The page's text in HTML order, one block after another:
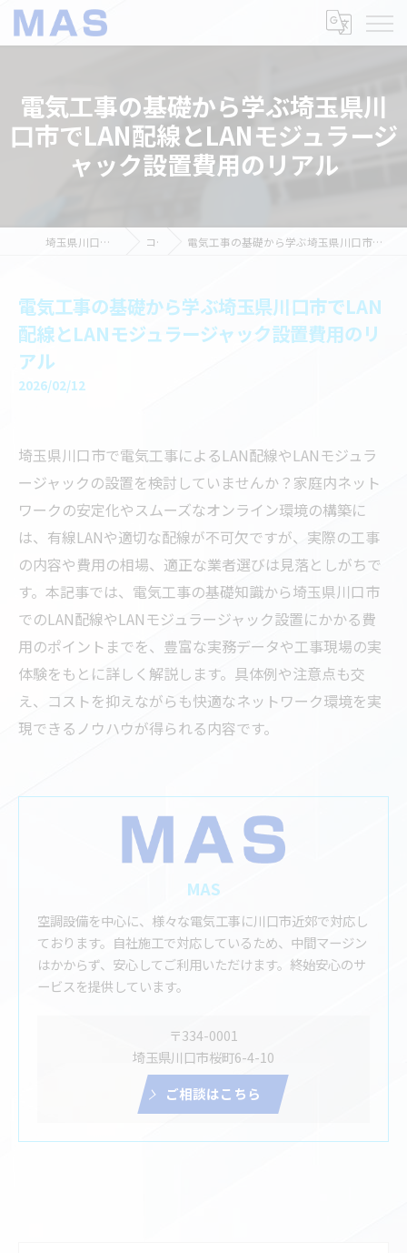
電気工事の基礎から学ぶ埼玉県川
口市でLAN配線とLANモジュラージ
ャック設置費用のリアル
埼玉県川口市の電気工事ならMAS コラム 電気工事の基礎から学ぶ埼玉県川口市でLAN配線とLANモジュラージャック設置費用のリアル
電気工事の基礎から学ぶ埼玉県川口市でLAN
配線とLANモジュラージャック設置費用のリ
アル
2026/02/12
埼玉県川口市で電気工事によるLAN配線やLANモジュラ
ージャックの設置を検討していませんか？家庭内ネット
ワークの安定化やスムーズなオンライン環境の構築に
は、有線LANや適切な配線が不可欠ですが、実際の工事
の内容や費用の相場、適正な業者選びは見落としがちで
す。本記事では、電気工事の基礎知識から埼玉県川口市
でのLAN配線やLANモジュラージャック設置にかかる費
用のポイントまでを、豊富な実務データや工事現場の実
体験をもとに詳しく解説します。具体例や注意点も交
え、コストを抑えながらも快適なネットワーク環境を実
現できるノウハウが得られる内容です。
MAS
空調設備を中心に、様々な電気工事に川口市近郊で対応し
ております。自社施工で対応しているため、中間マージン
はかからず、安心してご利用いただけます。終始安心のサ
ービスを提供しています。
〒334-0001
埼玉県川口市桜町6-4-10
ご相談はこちら